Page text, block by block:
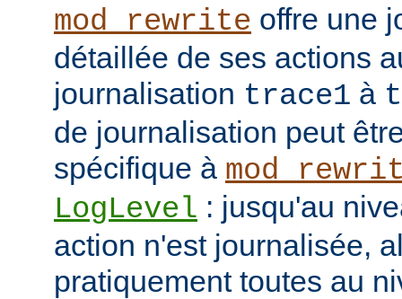
mod_rewrite offre une
détaillée de ses actions
journalisation trace1 à
de journalisation peut
spécifique à
LogLevel : jusqu'au
action n'est journalisée,
pratiquement toutes au